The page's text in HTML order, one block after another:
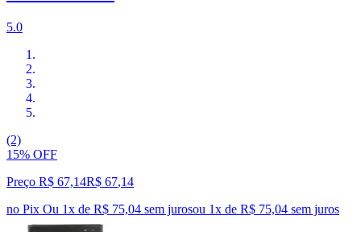
5.0
(2)
15% OFF
Preço R$ 67,14R$ 67,14
no Pix Ou 1x de R$ 75,04 sem jurosou 1x de R$ 75,04 sem juros